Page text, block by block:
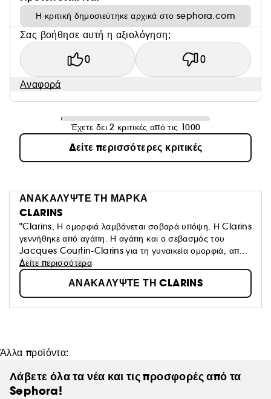
Η κριτική δημοσιεύτηκε αρχικά στο sephora.com
Σας βοήθησε αυτή η αξιολόγηση;
0 0
Αναφορά
Έχετε δει 2 κριτικές από τις 1000
Δείτε περισσότερες κριτικές
ΑΝΑΚΑΛΥΨΤΕ ΤΗ ΜΑΡΚΑ
CLARINS
"Clarins, Η ομορφιά λαμβάνεται σοβαρά υπόψη. Η Clarins
γεννήθηκε από αγάπη. Η αγάπη και ο σεβασμός του
Jacques Courtin-Clarins για τη γυναικεία ομορφιά, από
την έναρξη του πρώτου Ινστιτούτου Clarins στο Παρίσι το
1954. N° 1 στο Skincare Prestige στην Ευρώπη*, η
Clarins δουλεύει ακούραστα για να προσφέρει σε κάθε
γυναίκα το καλύτερο της Φύσης αντλώντας από τα πιο
πολύτιμα περιουσιακά της στοιχεία Η Clarins έχει
περιποίησης δέρματος, μάρκες κύρους, πωλήσεις σε αξία,
κατά τη σωρευτική περίοδο από τον Ιανουάριο έως τον
Δεκέμβριο του 2020, συνολικά 3 χώρες (Γαλλία, Ιταλία,
Ηνωμένο Βασίλειο) "
Δείτε περισσότερα
ΑΝΑΚΑΛΥΨΤΕ ΤΗ CLARINS
Άλλα προϊόντα:
Λάβετε όλα τα νέα και τις προσφορές από τα
Sephora!